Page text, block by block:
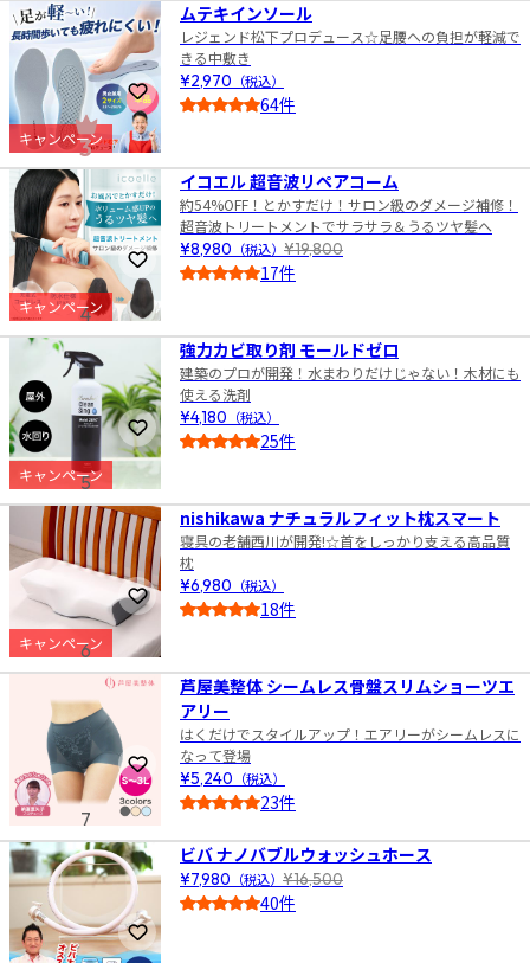
お気に入りに登録
キャンペーン
ムテキインソール
レジェンド松下プロデュース☆足腰への負担が軽減で
きる中敷き
¥2,970 （税込）
64件
お気に入りに登録
キャンペーン
3
イコエル 超音波リペアコーム
約54%OFF！とかすだけ！サロン級のダメージ補修！
超音波トリートメントでサラサラ＆うるツヤ髪へ
¥8,980 （税込） ¥19,800
17件
お気に入りに登録
キャンペーン
4
強力カビ取り剤 モールドゼロ
建築のプロが開発！水まわりだけじゃない！木材にも
使える洗剤
¥4,180 （税込）
25件
お気に入りに登録
キャンペーン
5
nishikawa ナチュラルフィット枕スマート
寝具の老舗西川が開発!☆首をしっかり支える高品質
枕
¥6,980 （税込）
18件
お気に入りに登録
6
芦屋美整体 シームレス骨盤スリムショーツエ
アリー
はくだけでスタイルアップ！エアリーがシームレスに
なって登場
¥5,240 （税込）
23件
お気に入りに登録
7
ビバ ナノバブルウォッシュホース
¥7,980 （税込） ¥16,500
40件